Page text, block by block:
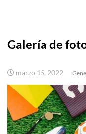
Galería de
marzo 15, 2022